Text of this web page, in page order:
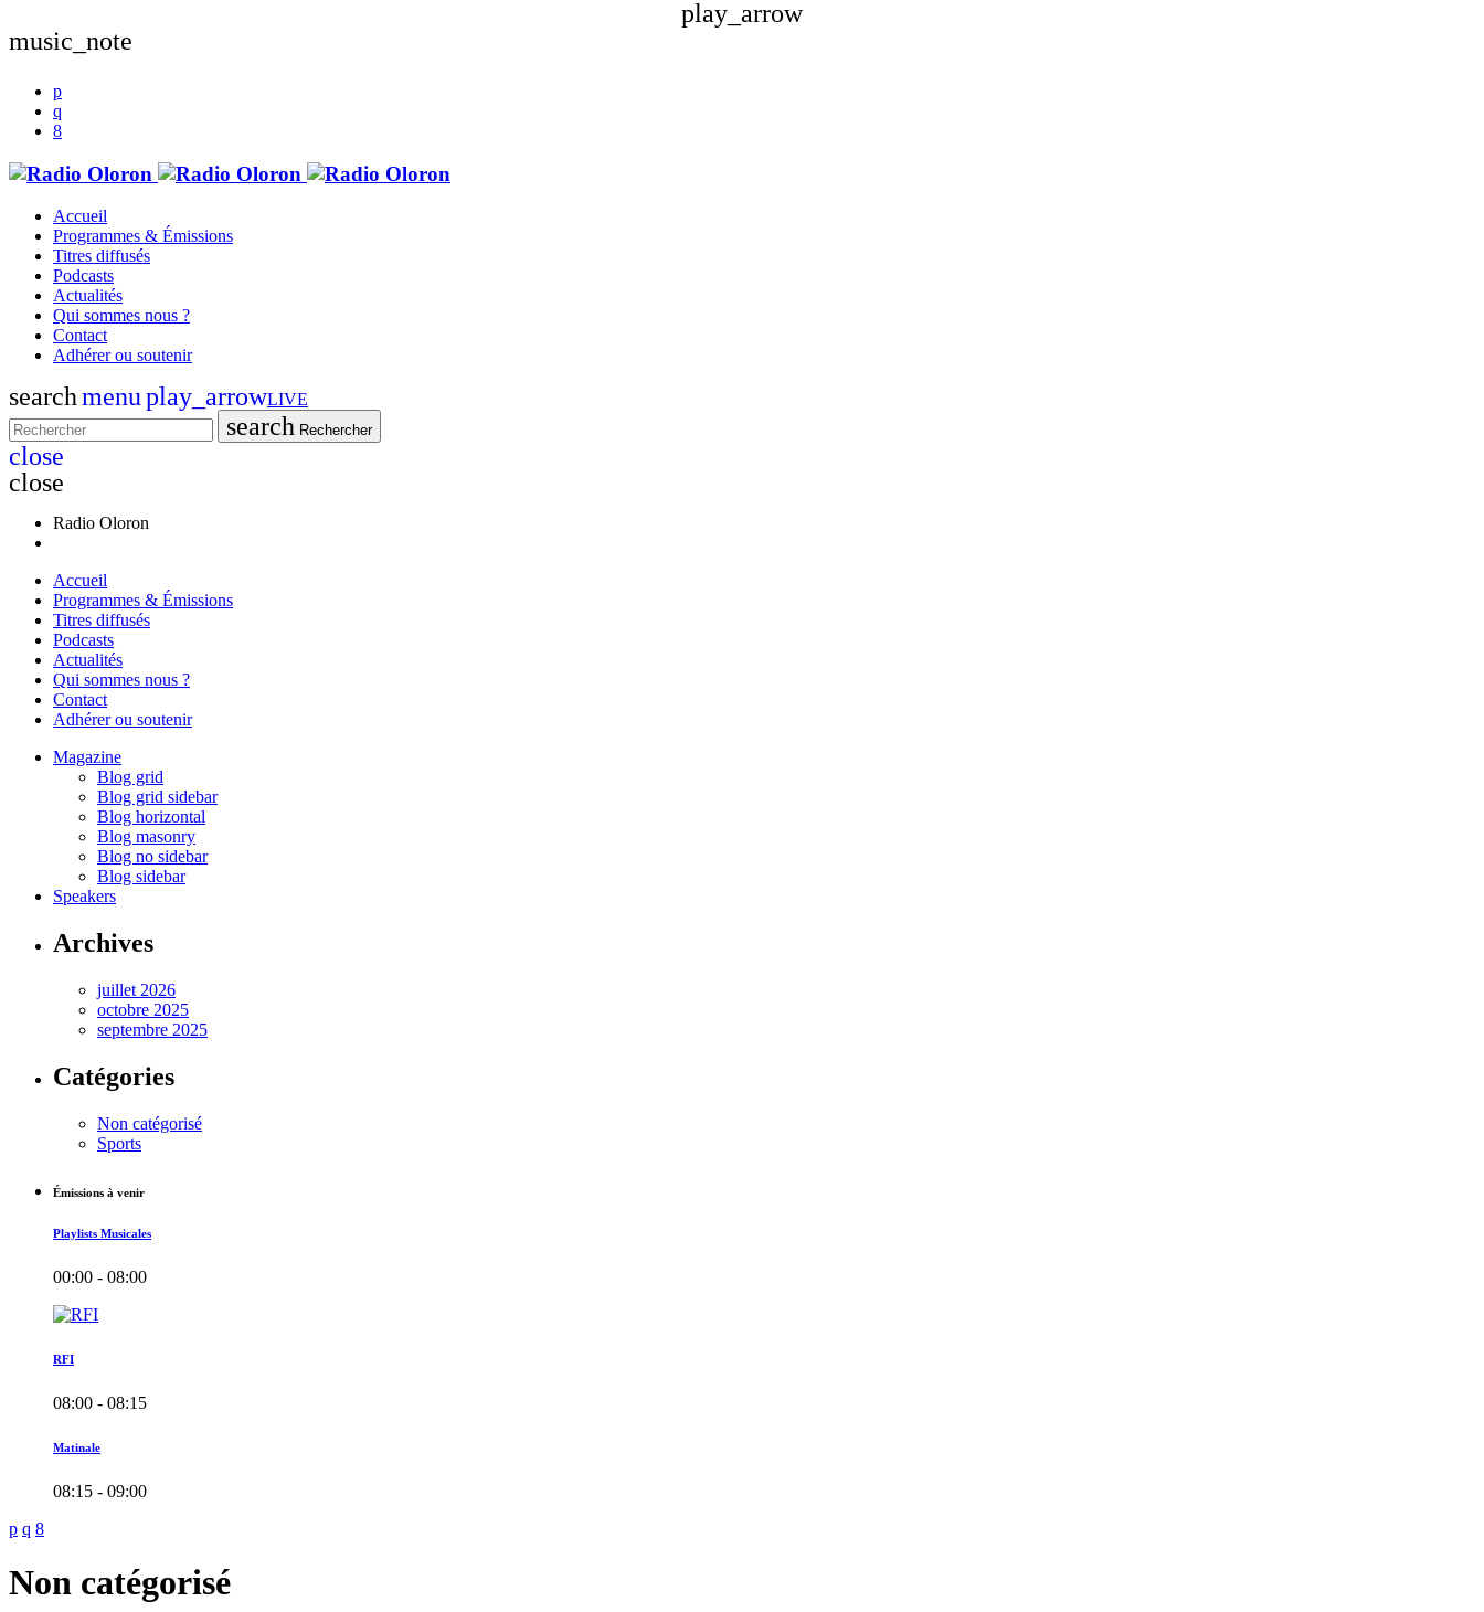
music_note
Accueil
Programmes & Émissions
Titres diffusés
Podcasts
Actualités
Qui sommes nous ?
Contact
Adhérer ou soutenir
searchmenuplay_arrowLIVE
search Rechercher
close
close
play_arrow
Radio Oloron
Accueil
Programmes & Émissions
Titres diffusés
Podcasts
Actualités
Qui sommes nous ?
Contact
Adhérer ou soutenir
Magazine
Blog grid
Blog grid sidebar
Blog horizontal
Blog masonry
Blog no sidebar
Blog sidebar
Speakers
Archives
juillet 2026
octobre 2025
septembre 2025
Catégories
Non catégorisé
Sports
Émissions à venir
Playlists Musicales
00:00 - 08:00
RFI
08:00 - 08:15
Matinale
08:15 - 09:00
Non catégorisé